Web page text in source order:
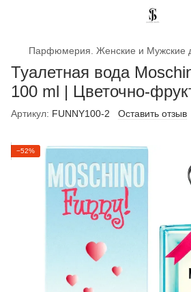
Парфюмерия. Женские и Мужские
Туалетная вода
100 ml | Цветочно-
Артикул: FUNNY100-2 Оставить отзыв
−52%